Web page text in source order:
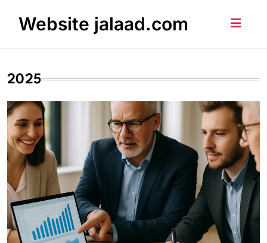
Website jalaad.com
2025